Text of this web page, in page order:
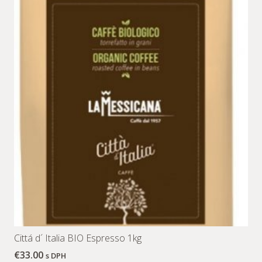
Cittá d´ Italia BIO Espresso 1kg
€33.00 s DPH